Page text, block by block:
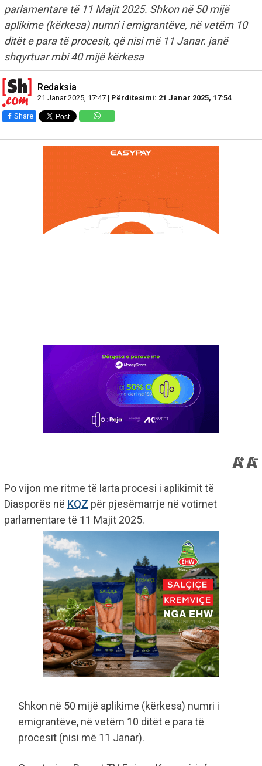
parlamentare të 11 Majit 2025. Shkon në 50 mijë
aplikime (kërkesa) numri i emigrantëve, në vetëm 10
ditët e para të procesit, që nisi më 11 Janar. janë
shqyrtuar mbi 40 mijë kërkesa
Redaksia
21 Janar 2025, 17:47 | Përditesimi: 21 Janar 2025, 17:54
Share
Po vijon me ritme të larta procesi i aplikimit të
Diasporës në KQZ për pjesëmarrje në votimet
parlamentare të 11 Majit 2025.
Shkon në 50 mijë aplikime (kërkesa) numri i
emigrantëve, në vetëm 10 ditët e para të
procesit (nisi më 11 Janar).